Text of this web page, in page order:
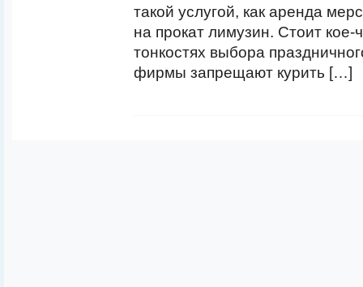
такой услугой, как аренда
на прокат лимузин. Стоит кое-
тонкостях выбора
фирмы запрещают курить […]